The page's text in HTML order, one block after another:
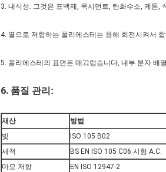
3. 내식성. 그것은 표백제, 옥시던트, 탄화수소, 케톤,
4. 열으로 저항하는 폴리에스테는 용해 회전시켜서
5. 폴리에스테의 표면은 매끄럽습니다, 내부 분자 배
6. 품질 관리:
재산 방법
빛
ISO 105 B02
세척
BS EN ISO 105 C06 시험 A.C.
마모 저항
EN ISO 12947-2